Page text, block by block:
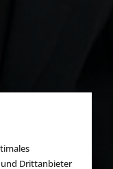
und Drittanbieter